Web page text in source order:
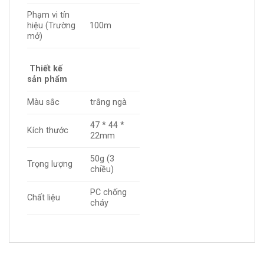
Phạm vi tín
hiệu (Trường
mở)
100m
Thiết kế
sản phẩm
Màu sắc trắng ngà
Kích thước
47 * 44 *
22mm
Trọng lượng
50g (3
chiều)
Chất liệu
PC chống
cháy